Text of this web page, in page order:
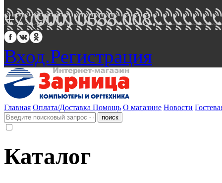
+7 (900) 0688 008.
Вход.Регистрация
Главная Оплата/Доставка Помощь О магазине Новости
Каталог